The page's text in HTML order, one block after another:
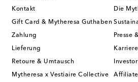
Kontakt
Gift Card & Mytheresa Guthaben
Zahlung
Lieferung
Retoure & Umtausch
Mytheresa x Vestiaire Collective
Die
Presse
Karriere